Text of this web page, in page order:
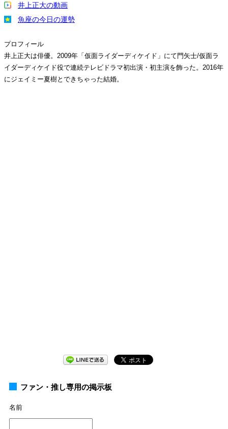
井上正大の動画
魚座の今日の運勢
プロフィール
井上正大は俳優。2009年「仮面ライダーディケイド」にて門矢士/仮面ラ
イダーディケイド役で連続テレビドラマ初出演・初主演を飾った。2016年
にジェイミー夏樹とできちゃった結婚。
ファン・推し専用の掲示板
名前